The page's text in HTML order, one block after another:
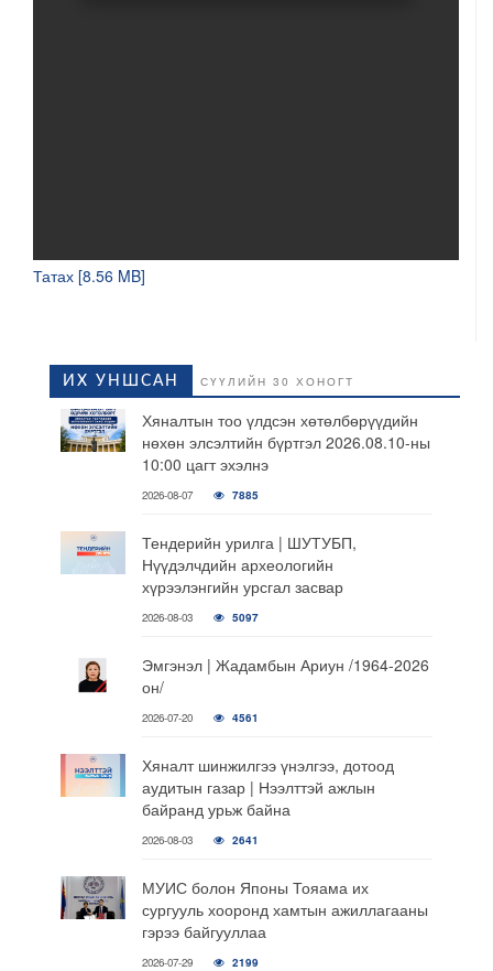
Татах [8.56 MB]
ИХ УНШСАН СҮҮЛИЙН 30 ХОНОГТ
Хяналтын тоо үлдсэн хөтөлбөрүүдийн
нөхөн элсэлтийн бүртгэл 2026.08.10-ны
10:00 цагт эхэлнэ
2026-08-07 7885
Тендерийн урилга | ШУТУБП,
Нүүдэлчдийн археологийн
хүрээлэнгийн урсгал засвар
2026-08-03 5097
Эмгэнэл | Жадамбын Ариун /1964-2026
он/
2026-07-20 4561
Хяналт шинжилгээ үнэлгээ, дотоод
аудитын газар | Нээлттэй ажлын
байранд урьж байна
2026-08-03 2641
МУИС болон Японы Тояама их
сургууль хооронд хамтын ажиллагааны
гэрээ байгууллаа
2026-07-29 2199